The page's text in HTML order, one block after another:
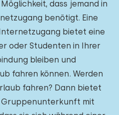
dass jemand in
benötigt. Eine
bietet eine
oder Studenten in Ihrer
bleiben und
fahren können. Werden
fahren? Dann bietet
Gruppenunterkunft mit